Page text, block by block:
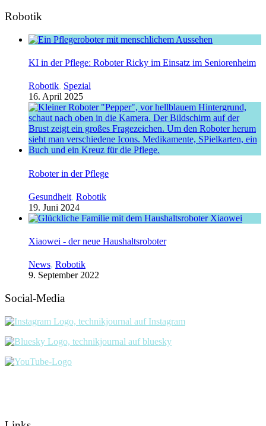
Robotik
KI in der Pflege: Roboter Ricky im Einsatz im Seniorenheim
Robotik, Spezial
16. April 2025
Roboter in der Pflege
Gesundheit, Robotik
19. Juni 2024
Xiaowei - der neue Haushaltsroboter
News, Robotik
9. September 2022
Social-Media